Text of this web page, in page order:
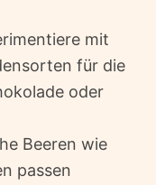
mit
für die
oder
Beeren wie
passen